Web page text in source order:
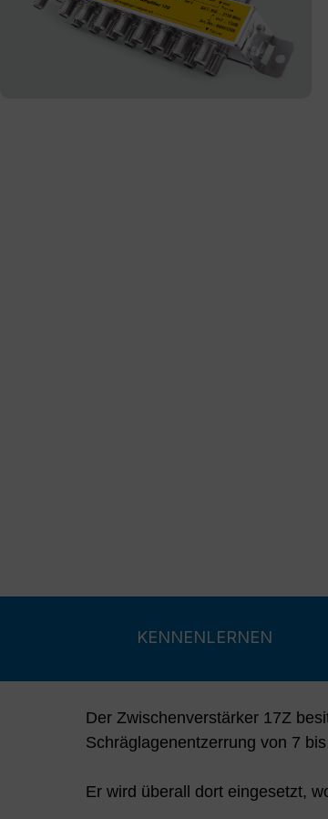
KENNENLERNEN
Der Zwischenverstärker 17Z
Schräglagenentzerrung von 7
Er wird überall dort eingesetzt,